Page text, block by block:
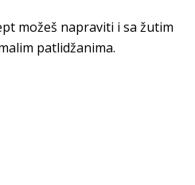
možeš napraviti i sa žutim
patlidžanima.